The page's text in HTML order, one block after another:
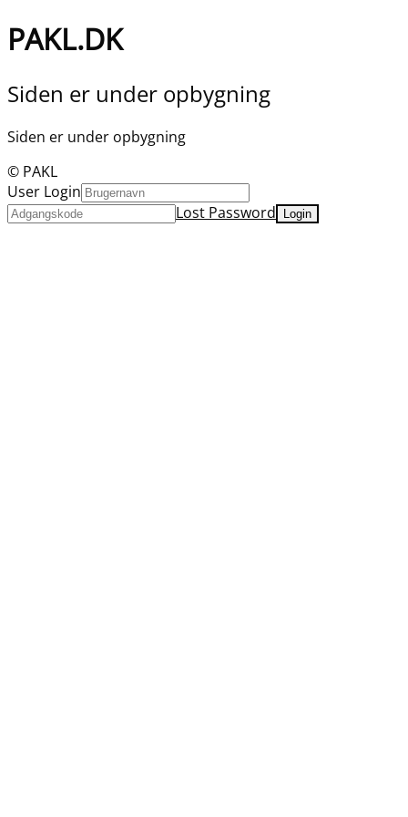
PAKL.DK
Siden er under opbygning
Siden er under opbygning
© PAKL
User Login
Lost Password